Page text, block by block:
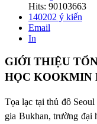
Hits: 90103663
140202 ý kiến
Email
In
GIỚI THIỆU
HỌC KOOKMIN
Tọa lạc tại thủ đô
gia Bukhan, trường đại